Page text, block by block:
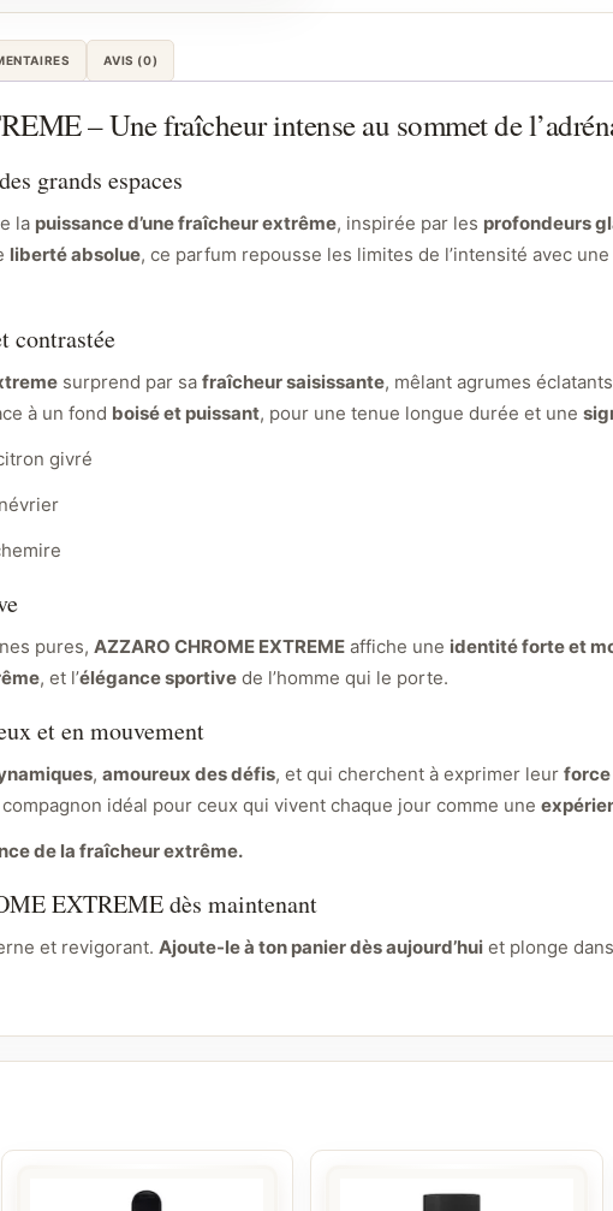
AVIS (0)
– Une fraîcheur intense au sommet de
grands espaces
la puissance d’une fraîcheur extrême, inspirée par les profondeurs
liberté absolue, ce parfum repousse les limites de l’intensité avec une
contrastée
surprend par sa fraîcheur saisissante, mêlant agrumes
à un fond boisé et puissant, pour une tenue longue durée et une
givré
pures, AZZARO CHROME EXTREME affiche une identité forte et
, et l’élégance sportive de l’homme qui le porte.
et en mouvement
, amoureux des défis, et qui cherchent à exprimer leur
compagnon idéal pour ceux qui vivent chaque jour comme une
de la fraîcheur extrême.
EXTREME dès maintenant
et revigorant. Ajoute-le à ton panier dès aujourd’hui et plonge